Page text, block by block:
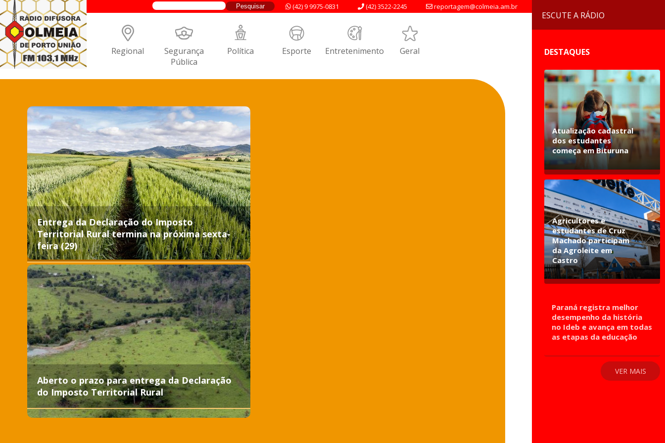
reportagem@colmeia.am.br
(42) 3522-2245
(42) 9 9975-0831
Regional Segurança
Pública
Política Esporte Entretenimento Geral
Entrega da Declaração do Imposto
Territorial Rural termina na próxima sexta-
feira (29)
Aberto o prazo para entrega da Declaração
do Imposto Territorial Rural
ESCUTE A RÁDIO
DESTAQUES
Atualização cadastral
dos estudantes
começa em Bituruna
Agricultores e
estudantes de Cruz
Machado participam
da Agroleite em
Castro
Paraná registra melhor
desempenho da história
no Ideb e avança em todas
as etapas da educação
VER MAIS